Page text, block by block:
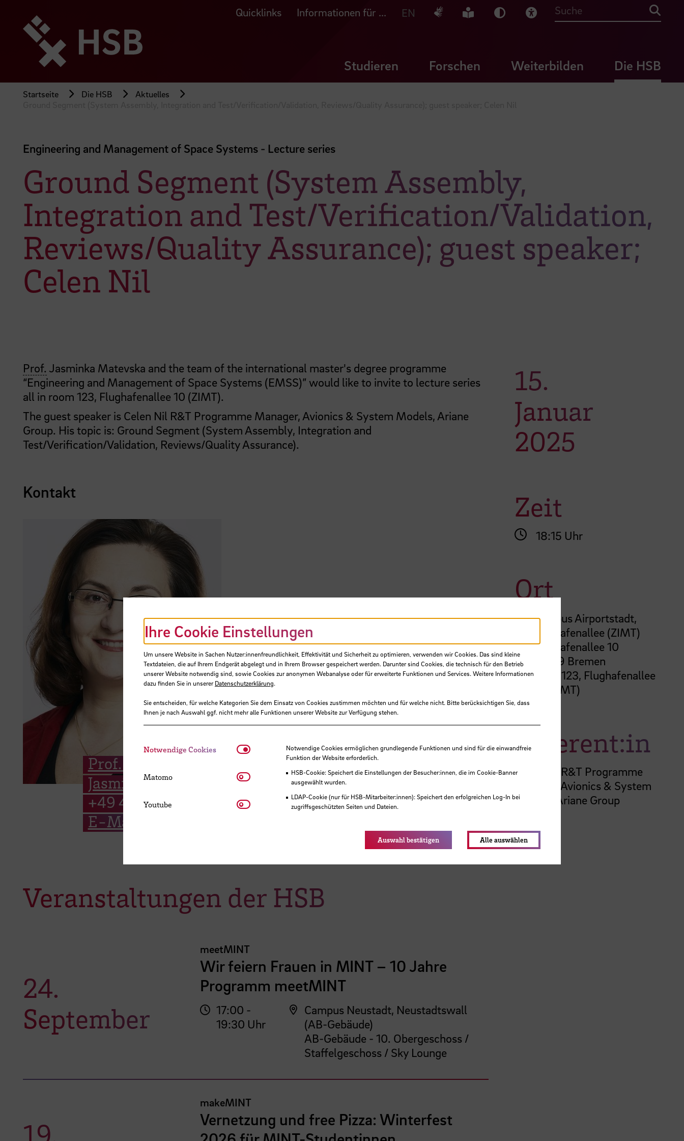
Seiteninhalt
springen
Quicklinks Informationen für ... EN Deutsche Gebärdensprache
Leichte Sprache
Dunkel-Modus
Visuelle Hilfe
Suche
Studieren Forschen Weiterbilden Die HSB
Startseite Die HSB
Aktuelles
Engineering and Management of Space Systems - Lecture series
Ground Segment (System Assembly,
Integration and Test/Verification/Validation,
Reviews/Quality Assurance); guest speaker;
Celen Nil
Prof. Jasminka Matevska and the team of the international master's degree programme
“Engineering and Management of Space Systems (EMSS)” would like to invite to lecture series
all in room 123, Flughafenallee 10 (ZIMT).
The guest speaker is Celen Nil R&T Programme Manager, Avionics & System Models, Ariane
Group. His topic is: Ground Segment (System Assembly, Integration and
Test/Verification/Validation, Reviews/Quality Assurance).
Kontakt
Prof. Dr.-Ing.
Jasminka Matevska
+49 421 5905 5425
E-Mail
15.
Januar
2025
Zeit
18:15 Uhr
Ort
Campus Airportstadt,
Flughafenallee (ZIMT)
Flughafenallee 10
28199 Bremen
room 123, Flughafenallee
10 (ZIMT)
Referent:in
Celen Nil R&T Programme
Manager Avionics & System
Models, Ariane Group
Veranstaltungen der HSB
24.
September
meetMINT
Wir feiern Frauen in MINT – 10 Jahre
Programm meetMINT
17:00 -
19:30 Uhr
Campus Neustadt, Neustadtswall
(AB-Gebäude)
AB-Gebäude - 10. Obergeschoss /
Staffelgeschoss / Sky Lounge
19.
makeMINT
Vernetzung und free Pizza: Winterfest
Ihre Cookie Einstellungen
Um unsere Website in Sachen Nutzer:innenfreundlichkeit, Effektivität und Sicherheit zu optimieren, verwenden wir Cookies. Das sind kleine
Textdateien, die auf Ihrem Endgerät abgelegt und in Ihrem Browser gespeichert werden. Darunter sind Cookies, die technisch für den Betrieb
unserer Website notwendig sind, sowie Cookies zur anonymen Webanalyse oder für erweiterte Funktionen und Services. Weitere Informationen
dazu finden Sie in unsererDatenschutzerklärung.
Sie entscheiden, für welche Kategorien Sie dem Einsatz von Cookies zustimmen möchten und für welche nicht. Bitte berücksichtigen Sie, dass
Ihnen je nach Auswahl ggf. nicht mehr alle Funktionen unserer Website zur Verfügung stehen.
Notwendige Cookies Notwendige CookiesNotwendige Cookies ermöglichen grundlegende Funktionen und sind für die einwandfreie
Funktion der Website erforderlich.
HSB-Cookie: Speichert die Einstellungen der Besucher:innen, die im Cookie-Banner
ausgewählt wurden.
LDAP-Cookie (nur für HSB-Mitarbeiter:innen): Speichert den erfolgreichen Log-In bei
zugriffsgeschützten Seiten und Dateien.
Matomo Matomo
Youtube Youtube
Auswahl bestätigen Alle auswählen